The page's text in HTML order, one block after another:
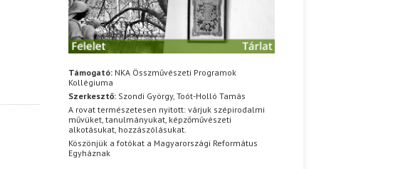
Támogató: NKA Összművészeti Programok
Kollégiuma
Szerkesztő: Szondi György, Toót-Holló Tamás
A rovat természetesen nyitott: várjuk szépirodalmi
művüket, tanulmányukat, képzőművészeti
alkotásukat, hozzászólásukat.
Köszönjük a fotókat a Magyarországi Református
Egyháznak